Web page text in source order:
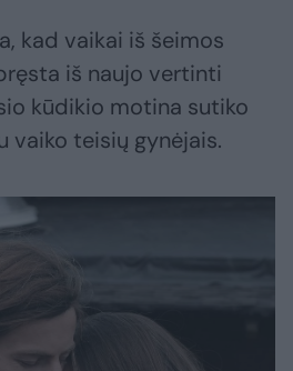
kad vaikai iš šeimos
iš naujo vertinti
kūdikio motina sutiko
vaiko teisių gynėjais.